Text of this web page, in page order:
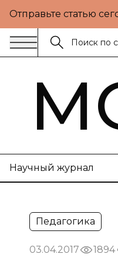
Отправьте статью
Научный журнал
Педагогика
03.04.2017 1894